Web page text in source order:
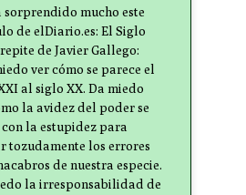
sorprendido mucho este
de elDiario.es: El Siglo
repite de Javier Gallego:
ver cómo se parece el
al siglo XX. Da miedo
la avidez del poder se
la estupidez para
tozudamente los errores
de nuestra especie.
la irresponsabilidad de